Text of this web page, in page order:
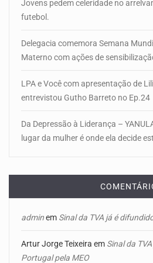
Jovens pedem celeridade no
futebol.
Delegacia comemora Semana
Materno com ações de
LPA e Você com apresentação de
entrevistou Gutho Barreto no Ep.24
Da Depressão à Liderança –
lugar da mulher é onde ela decide
adminem Sinal da TVA já é
Artur Jorge Teixeira em Sinal da
Portugal pela MEO